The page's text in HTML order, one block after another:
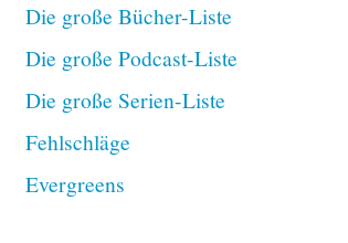
Die große Bücher-Liste
Die große Podcast-Liste
Die große Serien-Liste
Fehlschläge
Evergreens